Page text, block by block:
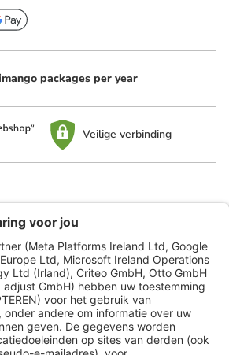
packages per year
Veilige verbinding